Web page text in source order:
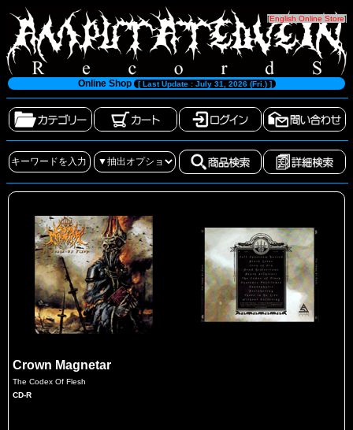
[English Online Store]
Online Shop [ Last Update : July 31, 2026 (Fri.) ]
Crown Magnetar
The Codex Of Flesh
CD-R